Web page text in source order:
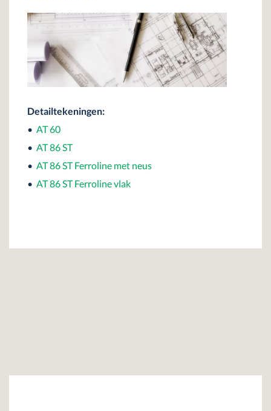
Detailtekeningen:
• AT 60
• AT 86 ST
• AT 86 ST Ferroline met neus
• AT 86 ST Ferroline vlak